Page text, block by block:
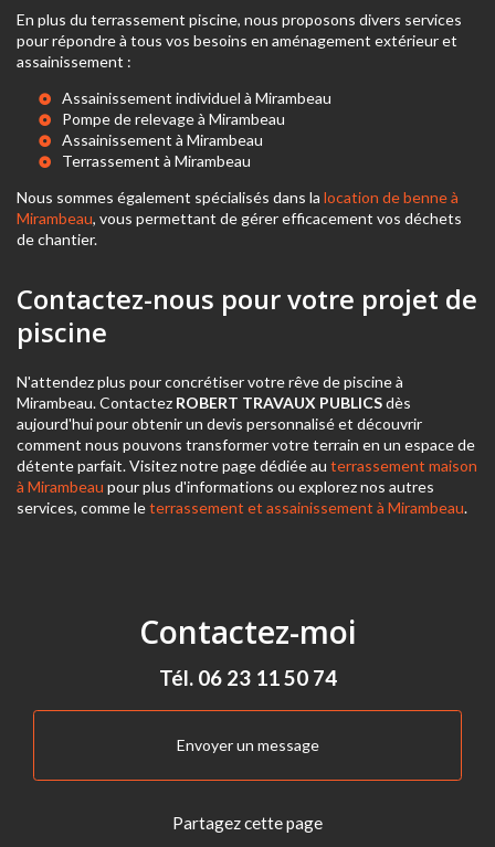
En plus du terrassement piscine, nous proposons divers services
pour répondre à tous vos besoins en aménagement extérieur et
assainissement :
Assainissement individuel à Mirambeau
Pompe de relevage à Mirambeau
Assainissement à Mirambeau
Terrassement à Mirambeau
Nous sommes également spécialisés dans la location de benne à
Mirambeau, vous permettant de gérer efficacement vos déchets
de chantier.
Contactez-nous pour votre projet de
piscine
N'attendez plus pour concrétiser votre rêve de piscine à
Mirambeau. Contactez ROBERT TRAVAUX PUBLICSdès
aujourd'hui pour obtenir un devis personnalisé et découvrir
comment nous pouvons transformer votre terrain en un espace de
détente parfait. Visitez notre page dédiée au terrassement maison
à Mirambeau pour plus d'informations ou explorez nos autres
services, comme leterrassement et assainissement à Mirambeau.
Contactez-moi
Tél. 06 23 11 50 74
Envoyer un message
Partagez cette page